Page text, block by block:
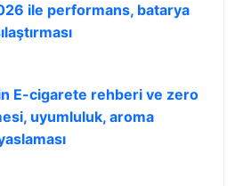
ile performans, batarya
E-cigarete rehberi ve zero
uyumluluk, aroma